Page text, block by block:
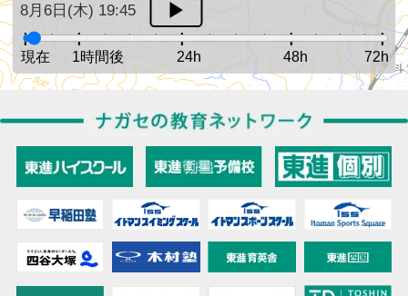
8月6日(木) 19:45
現在 1時間後 24h 48h 72h